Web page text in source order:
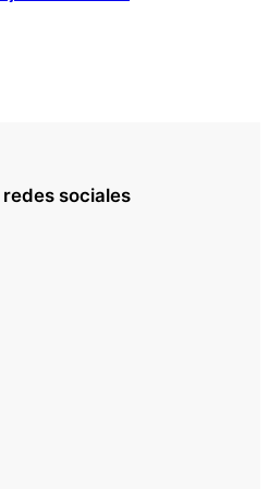
sociales